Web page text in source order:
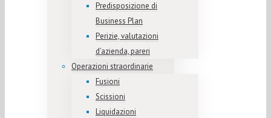
Predisposizione di
Business Plan
Perizie, valutazioni
d’azienda, pareri
Operazioni straordinarie
Fusioni
Scissioni
Liquidazioni